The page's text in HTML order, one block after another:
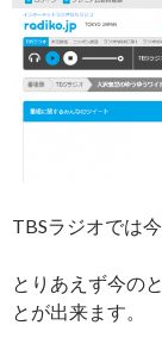
TBSラジオでは
とりあえず今の
とが出来ます。